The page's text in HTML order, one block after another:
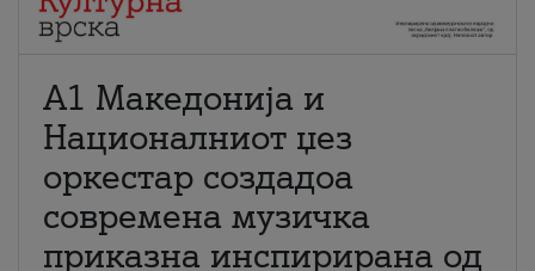
А1 Македонија и
Националниот џез
оркестар создадоа
современа музичка
приказна инспирирана од